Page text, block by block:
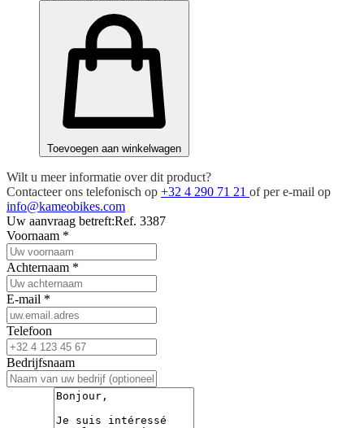
Toevoegen aan winkelwagen
Wilt u meer informatie over dit product?
Contacteer ons telefonisch op +32 4 290 71 21 of per e-mail op
info@kameobikes.com
Uw aanvraag betreft:Ref. 3387
Voornaam *
Achternaam *
E-mail *
Telefoon
Bedrijfsnaam